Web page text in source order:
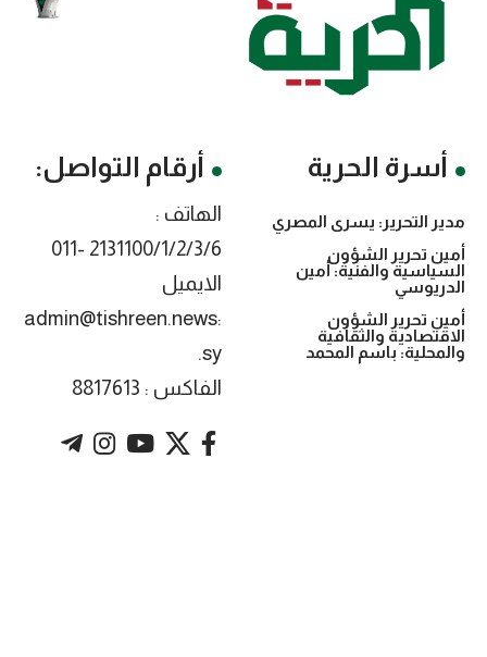
أسرة الحرية
مدير التحرير: يسرى المصري
أمين تحرير الشؤون
السياسية والفنية: أمين
الدريوسي
أمين تحرير الشؤون
الاقتصادية والثقافية
والمحلية: باسم المحمد
أرقام التواصل:
الهاتف :
2131100/1/2/3/6 -011
الايميل
:admin@tishreen.news
.sy
الفاكس : 8817613